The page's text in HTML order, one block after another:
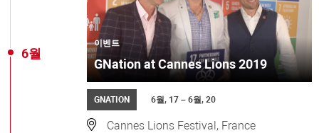
6월
이벤트
GNation at Cannes Lions 2019
GNATION 6월, 17 – 6월, 20
Cannes Lions Festival, France